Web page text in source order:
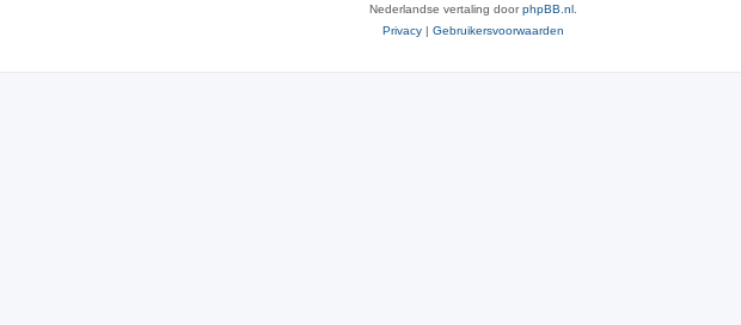
Nederlandse vertaling doorphpBB.nl
Privacy | Gebruikersvoorwaarden